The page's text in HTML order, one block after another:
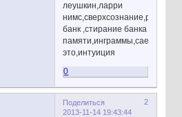
леушкин,ларри
банк ,стирание банка
это,интуиция
0
Поделиться
2
2013-11-14 19:43:44